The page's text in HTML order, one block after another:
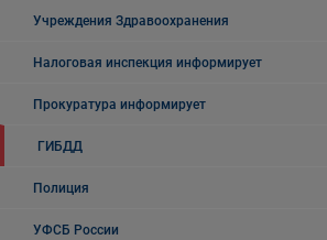
Учреждения Здравоохранения
Налоговая инспекция информирует
Прокуратура информирует
ГИБДД
Полиция
УФСБ России